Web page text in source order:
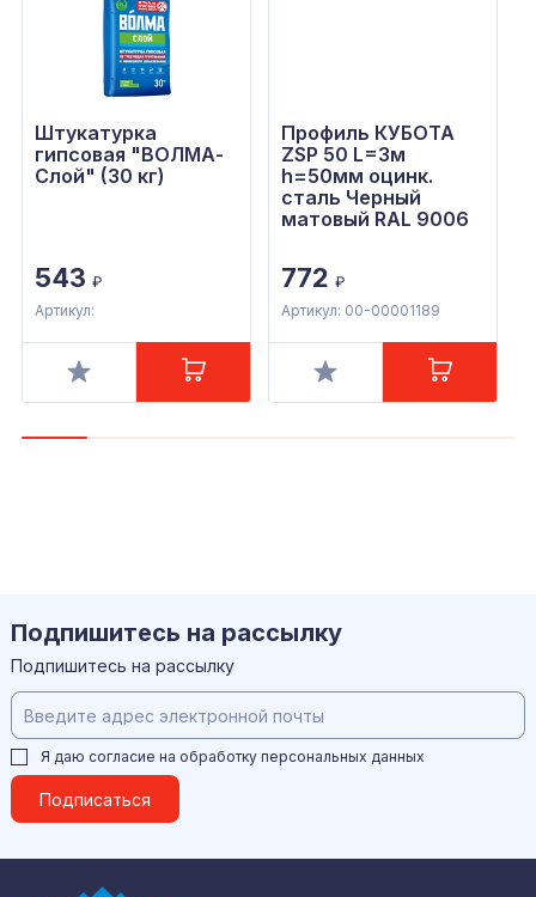
Штукатурка
гипсовая "ВОЛМА-
Слой" (30 кг)
543 ₽
Артикул:
Профиль КУБОТА
ZSP 50 L=3м
h=50мм оцинк.
сталь Черный
матовый RAL 9006
772 ₽
Артикул: 00-00001189
Подпишитесь на рассылку
Подпишитесь на рассылку
Я даю согласие на обработку персональных данных
Подписаться